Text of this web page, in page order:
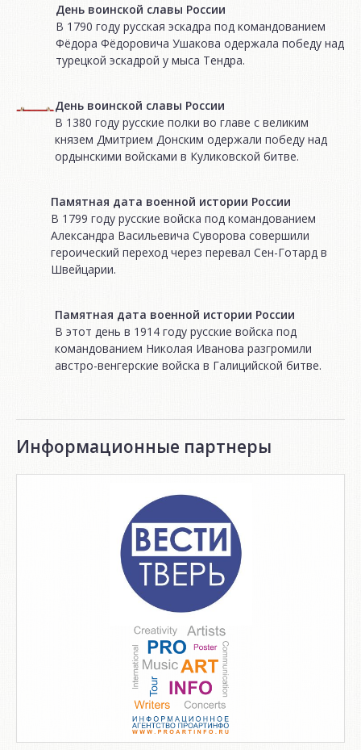
День воинской славы России
В 1790 году русская эскадра под командованием
Фёдора Фёдоровича Ушакова одержала победу над
турецкой эскадрой у мыса Тендра.
День воинской славы России
В 1380 году русские полки во главе с великим
князем Дмитрием Донским одержали победу над
ордынскими войсками в Куликовской битве.
Памятная дата военной истории России
В 1799 году русские войска под командованием
Александра Васильевича Суворова совершили
героический переход через перевал Сен-Готард в
Швейцарии.
Памятная дата военной истории России
В этот день в 1914 году русские войска под
командованием Николая Иванова разгромили
австро-венгерские войска в Галицийской битве.
Информационные партнеры